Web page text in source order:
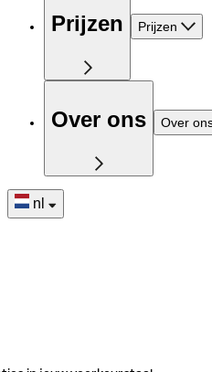
Prijzen Prijzen
Over ons Over
nl